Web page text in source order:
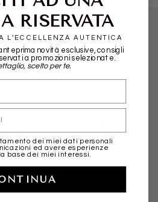
SAY ABOUT US...
and fast in shipping.
experience. Highly
RISERVATA
L’ECCELLENZA AUTENTICA
novità esclusive, consigli
a promozioni selezionate.
scelto per te.
dei miei dati personali
ed avere esperienze
base dei miei interessi.